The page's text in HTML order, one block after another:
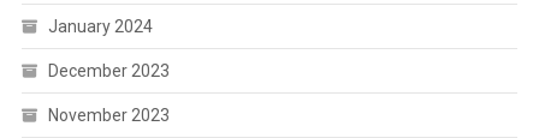
January 2024
December 2023
November 2023